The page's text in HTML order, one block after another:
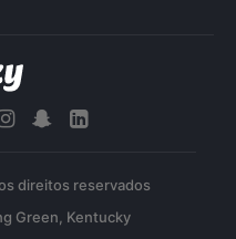
direitos reservados